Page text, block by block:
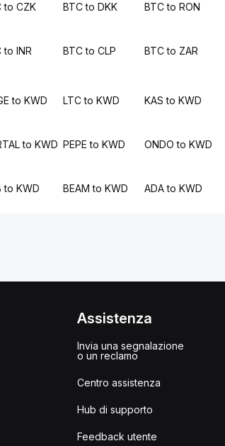
to CZK BTC to DKK BTC to RON
to INR BTC to CLP BTC to ZAR
to KWD LTC to KWD KAS to KWD
to KWD PEPE to KWD ONDO to KWD
to KWD BEAM to KWD ADA to KWD
Assistenza
Invia una segnalazione
o un reclamo
Centro assistenza
Hub di supporto
Feedback utente